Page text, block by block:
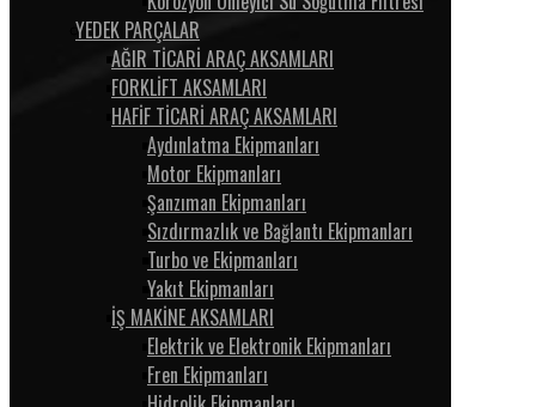
YEDEK PARÇALAR
AĞIR TİCARİ ARAÇ AKSAMLARI
FORKLİFT AKSAMLARI
HAFİF TİCARİ ARAÇ AKSAMLARI
Aydınlatma Ekipmanları
Motor Ekipmanları
Şanzıman Ekipmanları
Sızdırmazlık ve Bağlantı Ekipmanları
Turbo ve Ekipmanları
Yakıt Ekipmanları
İŞ MAKİNE AKSAMLARI
Elektrik ve Elektronik Ekipmanları
Fren Ekipmanları